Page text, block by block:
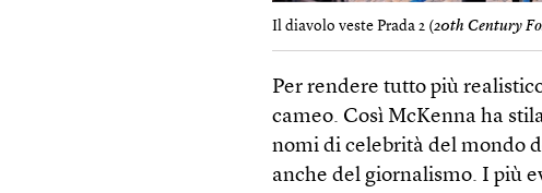
Il diavolo veste Prada 2 (20th Century
Per rendere tutto più
cameo. Così McKenna ha
nomi di celebrità del mondo
anche del giornalismo. I più